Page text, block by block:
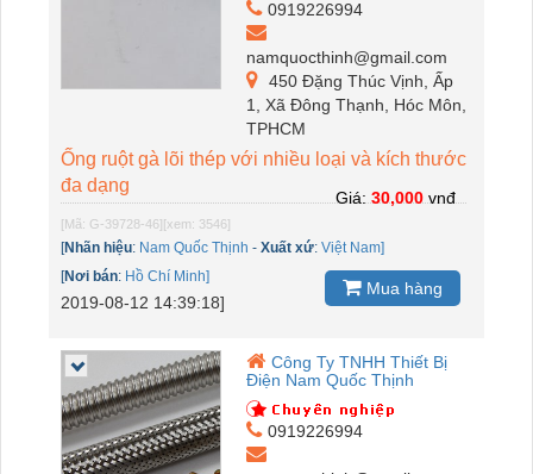
0919226994
namquocthinh@gmail.com
450 Đặng Thúc Vịnh, Ấp
1, Xã Đông Thạnh, Hóc Môn,
TPHCM
Ống ruột gà lõi thép với nhiều loại và kích thước
đa dạng
[Mã: G-39728-46][xem: 3546]
[Nhãn hiệu: Nam Quốc Thịnh - Xuất xứ: Việt Nam]
[Nơi bán: Hồ Chí Minh]
2019-08-12 14:39:18]
Giá:30,000vnđ
Mua hàng
Công Ty TNHH Thiết Bị
Điện Nam Quốc Thịnh
0919226994